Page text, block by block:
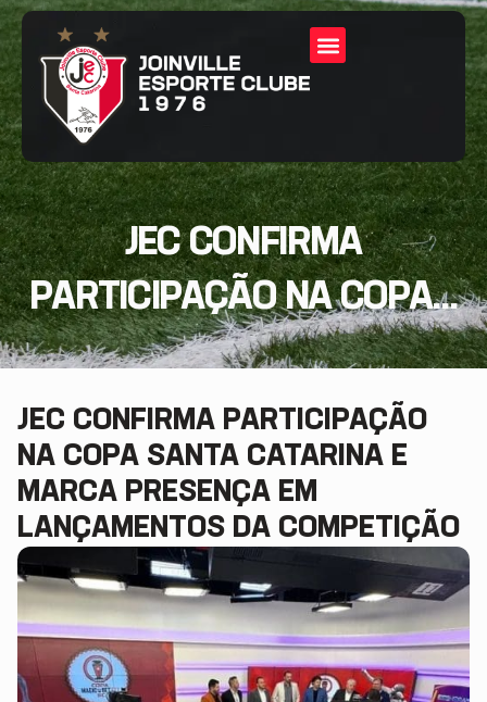
JEC CONFIRMA
PARTICIPAÇÃO NA COPA...
JEC CONFIRMA PARTICIPAÇÃO
NA COPA SANTA CATARINA E
MARCA PRESENÇA EM
LANÇAMENTOS DA COMPETIÇÃO